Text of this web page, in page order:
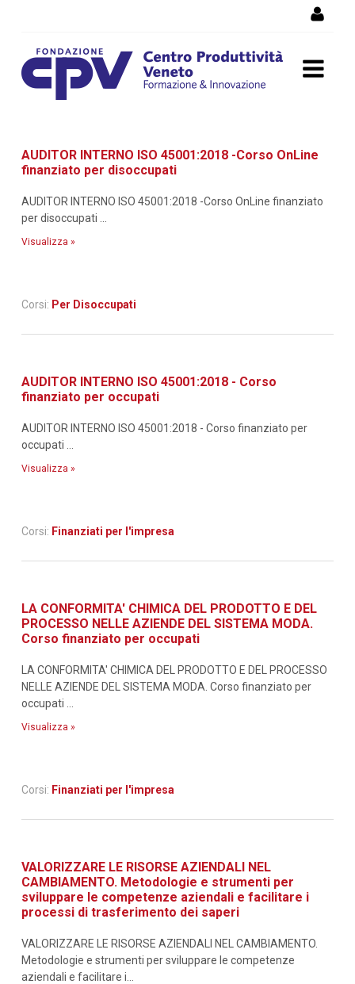
formazione
AUDITOR INTERNO ISO 45001:2018 -Corso OnLine
finanziato per disoccupati
AUDITOR INTERNO ISO 45001:2018 -Corso OnLine finanziato
per disoccupati ...
Visualizza »
Corsi: Per Disoccupati
AUDITOR INTERNO ISO 45001:2018 - Corso
finanziato per occupati
AUDITOR INTERNO ISO 45001:2018 - Corso finanziato per
occupati ...
Visualizza »
Corsi: Finanziati per l'impresa
LA CONFORMITA' CHIMICA DEL PRODOTTO E DEL
PROCESSO NELLE AZIENDE DEL SISTEMA MODA.
Corso finanziato per occupati
LA CONFORMITA' CHIMICA DEL PRODOTTO E DEL PROCESSO
NELLE AZIENDE DEL SISTEMA MODA. Corso finanziato per
occupati ...
Visualizza »
Corsi: Finanziati per l'impresa
VALORIZZARE LE RISORSE AZIENDALI NEL
CAMBIAMENTO. Metodologie e strumenti per
sviluppare le competenze aziendali e facilitare i
processi di trasferimento dei saperi
VALORIZZARE LE RISORSE AZIENDALI NEL CAMBIAMENTO.
Metodologie e strumenti per sviluppare le competenze
aziendali e facilitare i...